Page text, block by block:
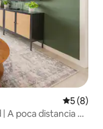
5 (8)
A poca distancia de